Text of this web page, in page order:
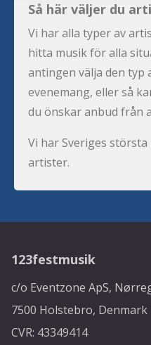
Så här väljer du
Vi har alla typer av
hitta musik för alla
antingen välja den typ
evenemang, eller så
du önskar anbud från
Vi har Sveriges
artister.
123festmusik
c/o Eventzone ApS,
7500 Holstebro, Denmark
CVR: 43349414